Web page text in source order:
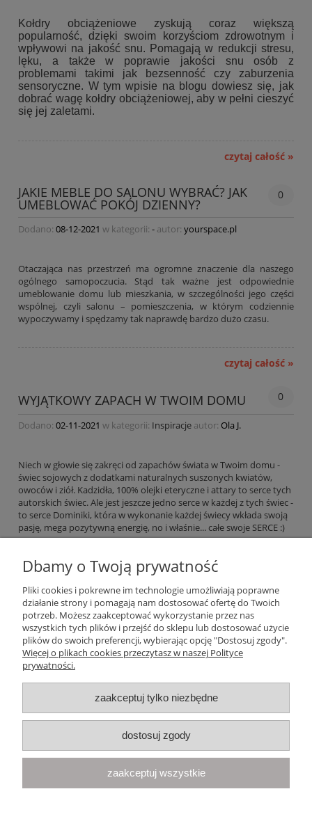
Kołdry obciążeniowe zyskują coraz większą
popularność, dzięki swoim korzyściom zdrowotnym i
wpływowi na jakość snu. Pomagają w redukcji stresu,
lęku, a także w poprawie jakości snu osób z
problemami takimi jak bezsenność czy zaburzenia
sensoryczne. W tym wpisie na blogu dowiesz się, jak
dobrać wagę kołdry obciążeniowej, aby w pełni cieszyć
się jej zaletami.
czytaj całość »
JAKIE MEBLE DO SALONU WYBRAĆ? JAK
UMEBLOWAĆ POKÓJ DZIENNY?
0
Dodano: 08-12-2021 w kategorii: - autor: yourspace.pl
Otaczająca nas przestrzeń ma ogromne znaczenie dla naszego
ogólnego samopoczucia. Stąd tak ważne jest odpowiednie
umeblowanie domu lub mieszkania, w szczególności jego części
wspólnej, czyli salonu – pomieszczenia, w którym codziennie
wypoczywamy i spędzamy tak naprawdę bardzo dużo czasu.
czytaj całość »
WYJĄTKOWY ZAPACH W TWOIM DOMU 0
Dodano: 02-11-2021 w kategorii: Inspiracje autor: Ola J.
Niech w głowie się zakręci od zapachów świata w Twoim domu -
świec sojowych z dodatkami naturalnych suszonych kwiatów,
owoców i ziół. Kadzidła, 100% olejki eteryczne i attary to serce tych
autorskich świec. Ale jest jeszcze jedno serce w każdej z tych świec -
to serce Dominiki, która w wykonanie każdej świecy wkłada swoją
pasję, mega pozytywną energię, no i właśnie... całe swoje SERCE :)
Pomoc
Moje konto
Płatności i dostawa
Informacje
O nas
Your Space| Olimpijska 8, 86-010 Samociążek, woj. kujawsko-
Dbamy o Twoją prywatność
Pliki cookies i pokrewne im technologie umożliwiają poprawne
działanie strony i pomagają nam dostosować ofertę do Twoich
potrzeb. Możesz zaakceptować wykorzystanie przez nas
wszystkich tych plików i przejść do sklepu lub dostosować użycie
plików do swoich preferencji, wybierając opcję "Dostosuj zgody".
Więcej o plikach cookies przeczytasz w naszej Polityce
prywatności.
zaakceptuj tylko niezbędne
dostosuj zgody
zaakceptuj wszystkie